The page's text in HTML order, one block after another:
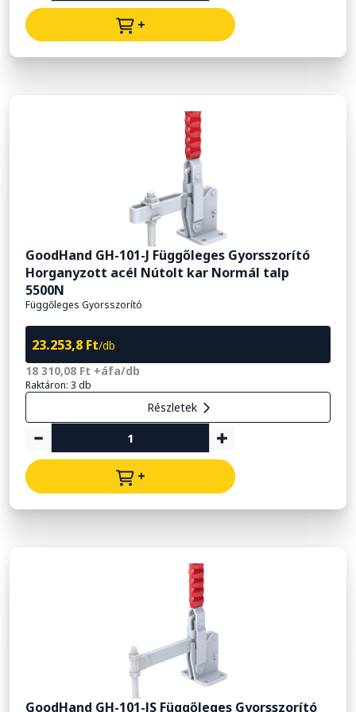
+
GoodHand GH-101-J Függőleges Gyorsszorító
Horganyzott acél Nútolt kar Normál talp
5500N
Függőleges Gyorsszorító
23.253,8 Ft/db
18 310,08 Ft +áfa/db
Raktáron: 3 db
Részletek
+
GoodHand GH-101-JS Függőleges Gyorsszorító